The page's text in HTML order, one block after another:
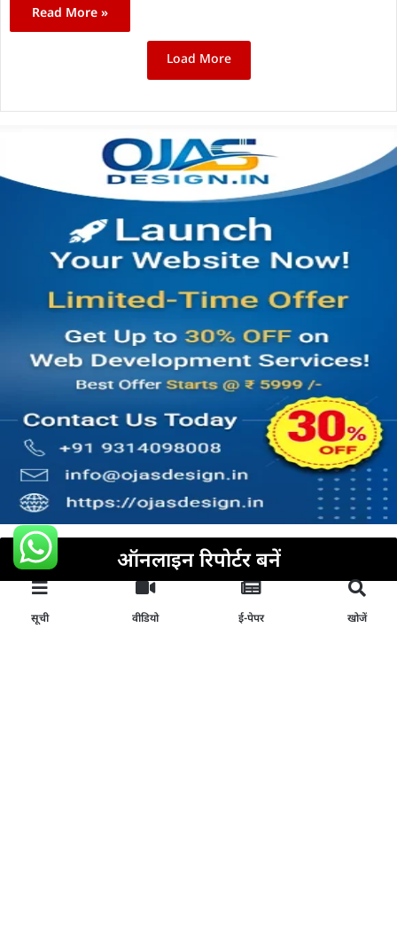
सूची वीडियो ई-पेपर खोजें
Read More »
Load More
ऑनलाइन रिपोर्टर बनें